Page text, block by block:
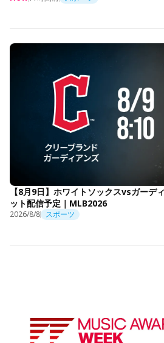
【8月9日】ホワイトソックスvsガーデ
ット配信予定｜MLB2026
2026/8/8 スポーツ